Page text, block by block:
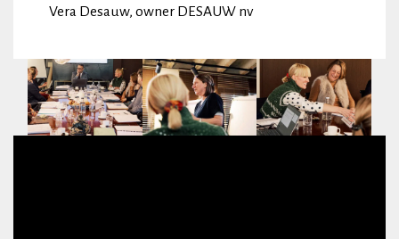
Vera Desauw, owner DESAUW nv